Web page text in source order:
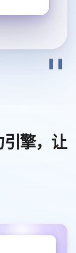
❚❚
擎，让